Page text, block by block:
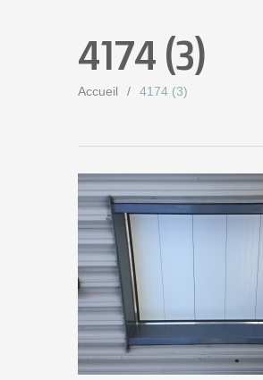
4174 (3)
Accueil 4174 (3)